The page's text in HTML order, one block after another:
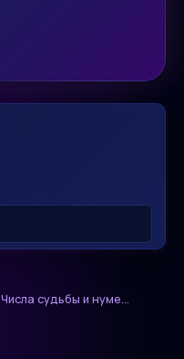
Числа судьбы и нуме...